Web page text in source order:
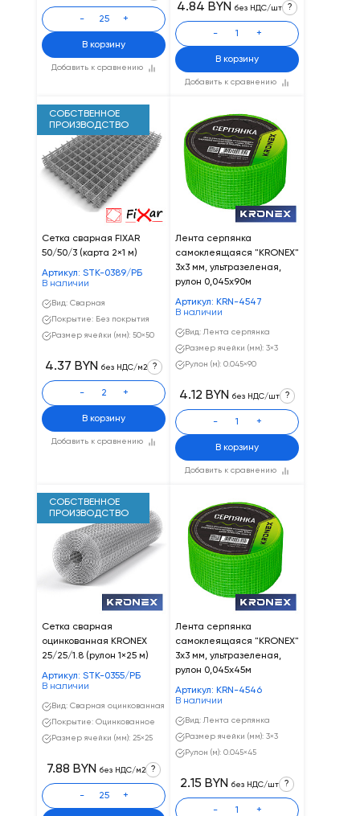
Добавить к сравнению
- +
В корзину
Добавить к сравнению
4.84 BYN без НДС/шт ?
- +
В корзину
СОБСТВЕННОЕ
ПРОИЗВОДСТВО
Сетка сварная FIXAR
50/50/3 (карта 2×1 м)
Артикул: STK-0389/РБ
В наличии
Вид: Сварная
Покрытие: Без покрытия
Размер ячейки (мм): 50×50
Добавить к сравнению
4.37 BYN без НДС/м2 ?
- +
В корзину
Лента серпянка
самоклеящаяся "KRONEX"
3х3 мм, ультразеленая,
рулон 0,045х90м
Артикул: KRN-4547
В наличии
Вид: Лента серпянка
Размер ячейки (мм): 3×3
Рулон (м): 0.045×90
Добавить к сравнению
4.12 BYN без НДС/шт ?
- +
В корзину
СОБСТВЕННОЕ
ПРОИЗВОДСТВО
Сетка сварная
оцинкованная KRONEX
25/25/1.8 (рулон 1×25 м)
Артикул: STK-0355/РБ
В наличии
Вид: Сварная оцинкованная
Покрытие: Оцинкованное
Размер ячейки (мм): 25×25
7.88 BYN без НДС/м2 ?
- +
Лента серпянка
самоклеящаяся "KRONEX"
3х3 мм, ультразеленая,
рулон 0,045х45м
Артикул: KRN-4546
В наличии
Вид: Лента серпянка
Размер ячейки (мм): 3×3
Рулон (м): 0.045×45
2.15 BYN без НДС/шт ?
- +